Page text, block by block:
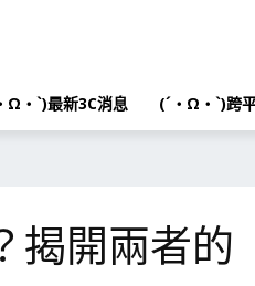
Ω・`)最新3C消息 (´・Ω・`)跨
揭開兩者的